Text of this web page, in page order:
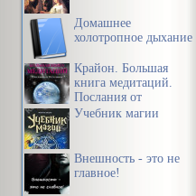
Домашнее
холотропное дыхание
Крайон. Большая
книга медитаций.
Послания от
Источника
Учебник магии
Внешность - это не
главное!